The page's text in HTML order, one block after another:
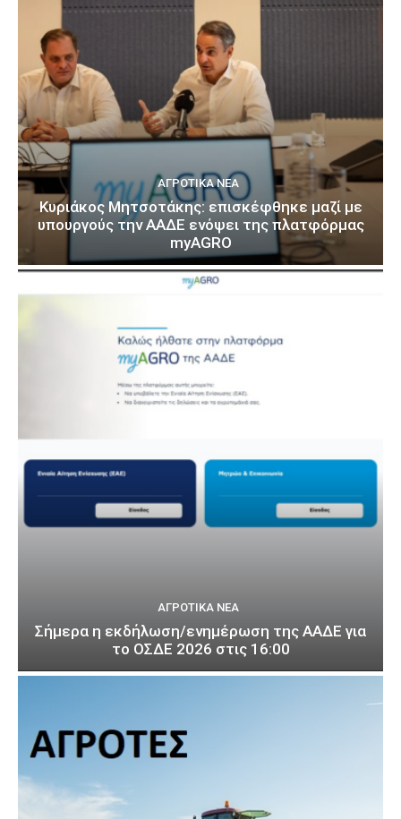
ΑΓΡΟΤΙΚΆ ΝΈΑ
Κυριάκος Μητσοτάκης: επισκέφθηκε μαζί με
υπουργούς την ΑΑΔΕ ενόψει της πλατφόρμας
myAGRO
ΑΓΡΟΤΙΚΆ ΝΈΑ
Σήμερα η εκδήλωση/ενημέρωση της ΑΑΔΕ για
το ΟΣΔΕ 2026 στις 16:00